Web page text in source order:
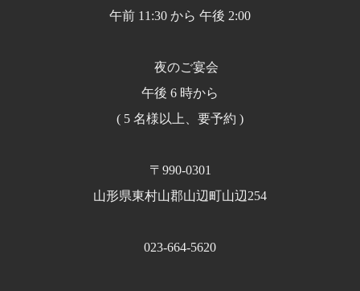
午前 11:30 から 午後 2:00
夜のご宴会
午後 6 時から
( 5 名様以上、要予約 )
〒990-0301
山形県東村山郡山辺町山辺254
023-664-5620